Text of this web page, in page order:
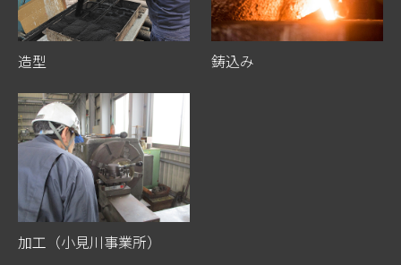
造型 鋳込み
加工（小見川事業所）